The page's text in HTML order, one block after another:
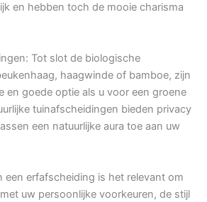
en hebben toch de mooie charisma
Tot slot de biologische
haagwinde of bamboe, zijn
en goede optie als u voor een groene
tuinafscheidingen bieden privacy
een natuurlijke aura toe aan uw
een erfafscheiding is het relevant om
uw persoonlijke voorkeuren, de stijl